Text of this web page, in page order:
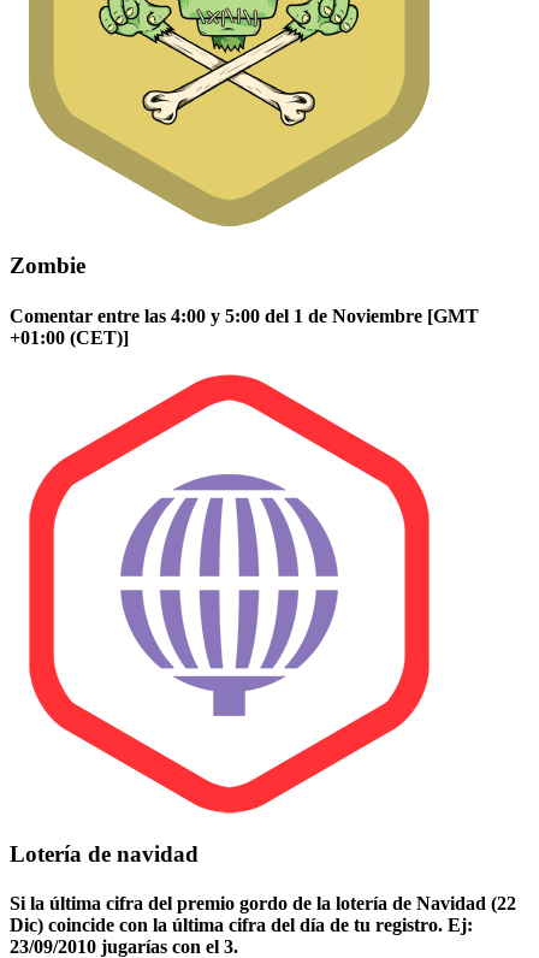
Zombie
Comentar entre las 4:00 y 5:00 del 1 de Noviembre [GMT
+01:00 (CET)]
Lotería de navidad
Si la última cifra del premio gordo de la lotería de Navidad (22
Dic) coincide con la última cifra del día de tu registro. Ej:
23/09/2010 jugarías con el 3.